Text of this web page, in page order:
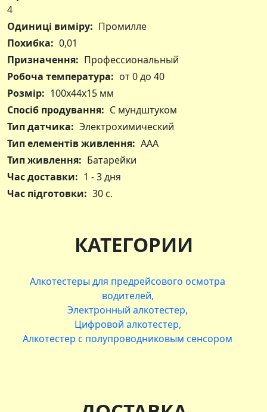
4
Одиниці виміру: Промилле
Похибка: 0,01
Призначення: Профессиональный
Робоча температура: от 0 до 40
Розмір: 100х44х15 мм
Спосіб продування: С мундштуком
Тип датчика: Электрохимический
Тип елементів живлення: AAA
Тип живлення: Батарейки
Час доставки: 1 - 3 дня
Час підготовки: 30 с.
КАТЕГОРИИ
Алкотестеры для предрейсового осмотра
водителей
Электронный алкотестер
Цифровой алкотестер
Алкотестер с полупроводниковым сенсором